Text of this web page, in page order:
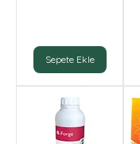
Sepete Ekle